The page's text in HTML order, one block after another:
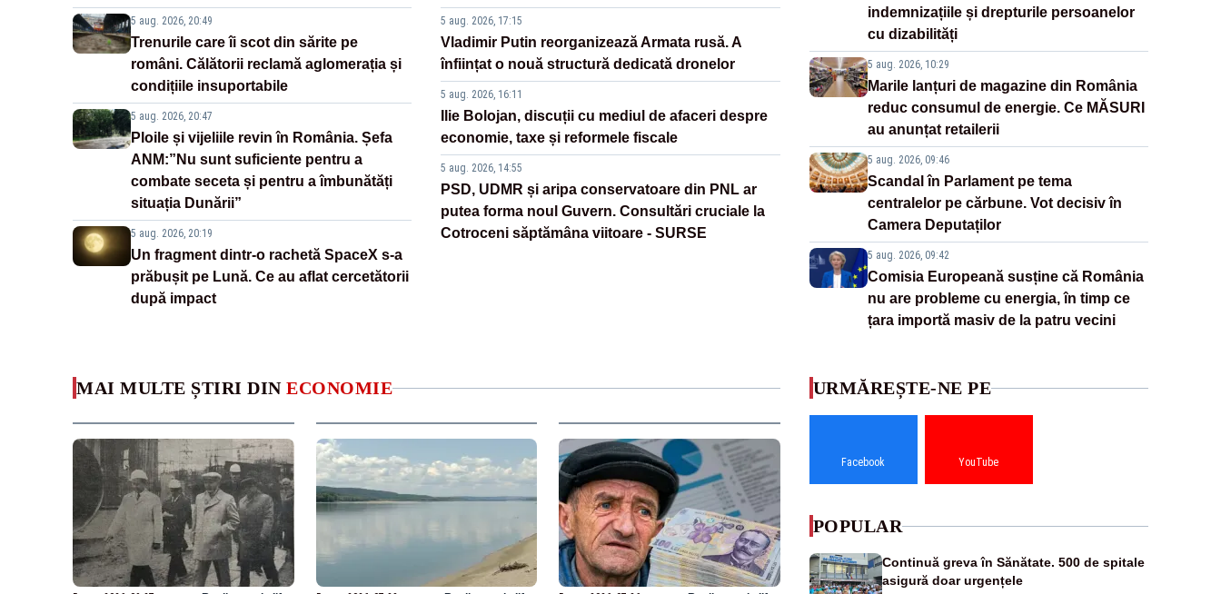
5 aug. 2026, 20:49
Trenurile care îi scot din sărite pe
români. Călătorii reclamă aglomerația și
condițiile insuportabile
5 aug. 2026, 20:47
Ploile și vijeliile revin în România. Șefa
ANM:”Nu sunt suficiente pentru a
combate seceta și pentru a îmbunătăți
situația Dunării”
5 aug. 2026, 20:19
Un fragment dintr-o rachetă SpaceX s-a
prăbușit pe Lună. Ce au aflat cercetătorii
după impact
5 aug. 2026, 17:15
Vladimir Putin reorganizează Armata rusă. A
înființat o nouă structură dedicată dronelor
5 aug. 2026, 16:11
Ilie Bolojan, discuții cu mediul de afaceri despre
economie, taxe și reformele fiscale
5 aug. 2026, 14:55
PSD, UDMR și aripa conservatoare din PNL ar
putea forma noul Guvern. Consultări cruciale la
Cotroceni săptămâna viitoare - SURSE
indemnizațiile și drepturile persoanelor
cu dizabilități
5 aug. 2026, 10:29
Marile lanțuri de magazine din România
reduc consumul de energie. Ce MĂSURI
au anunțat retailerii
5 aug. 2026, 09:46
Scandal în Parlament pe tema
centralelor pe cărbune. Vot decisiv în
Camera Deputaților
5 aug. 2026, 09:42
Comisia Europeană susține că România
nu are probleme cu energia, în timp ce
țara importă masiv de la patru vecini
MAI MULTE ȘTIRI DIN ECONOMIE URMĂREȘTE-NE PE
Facebook YouTube
POPULAR
Continuă greva în Sănătate. 500 de spitale
asigură doar urgențele